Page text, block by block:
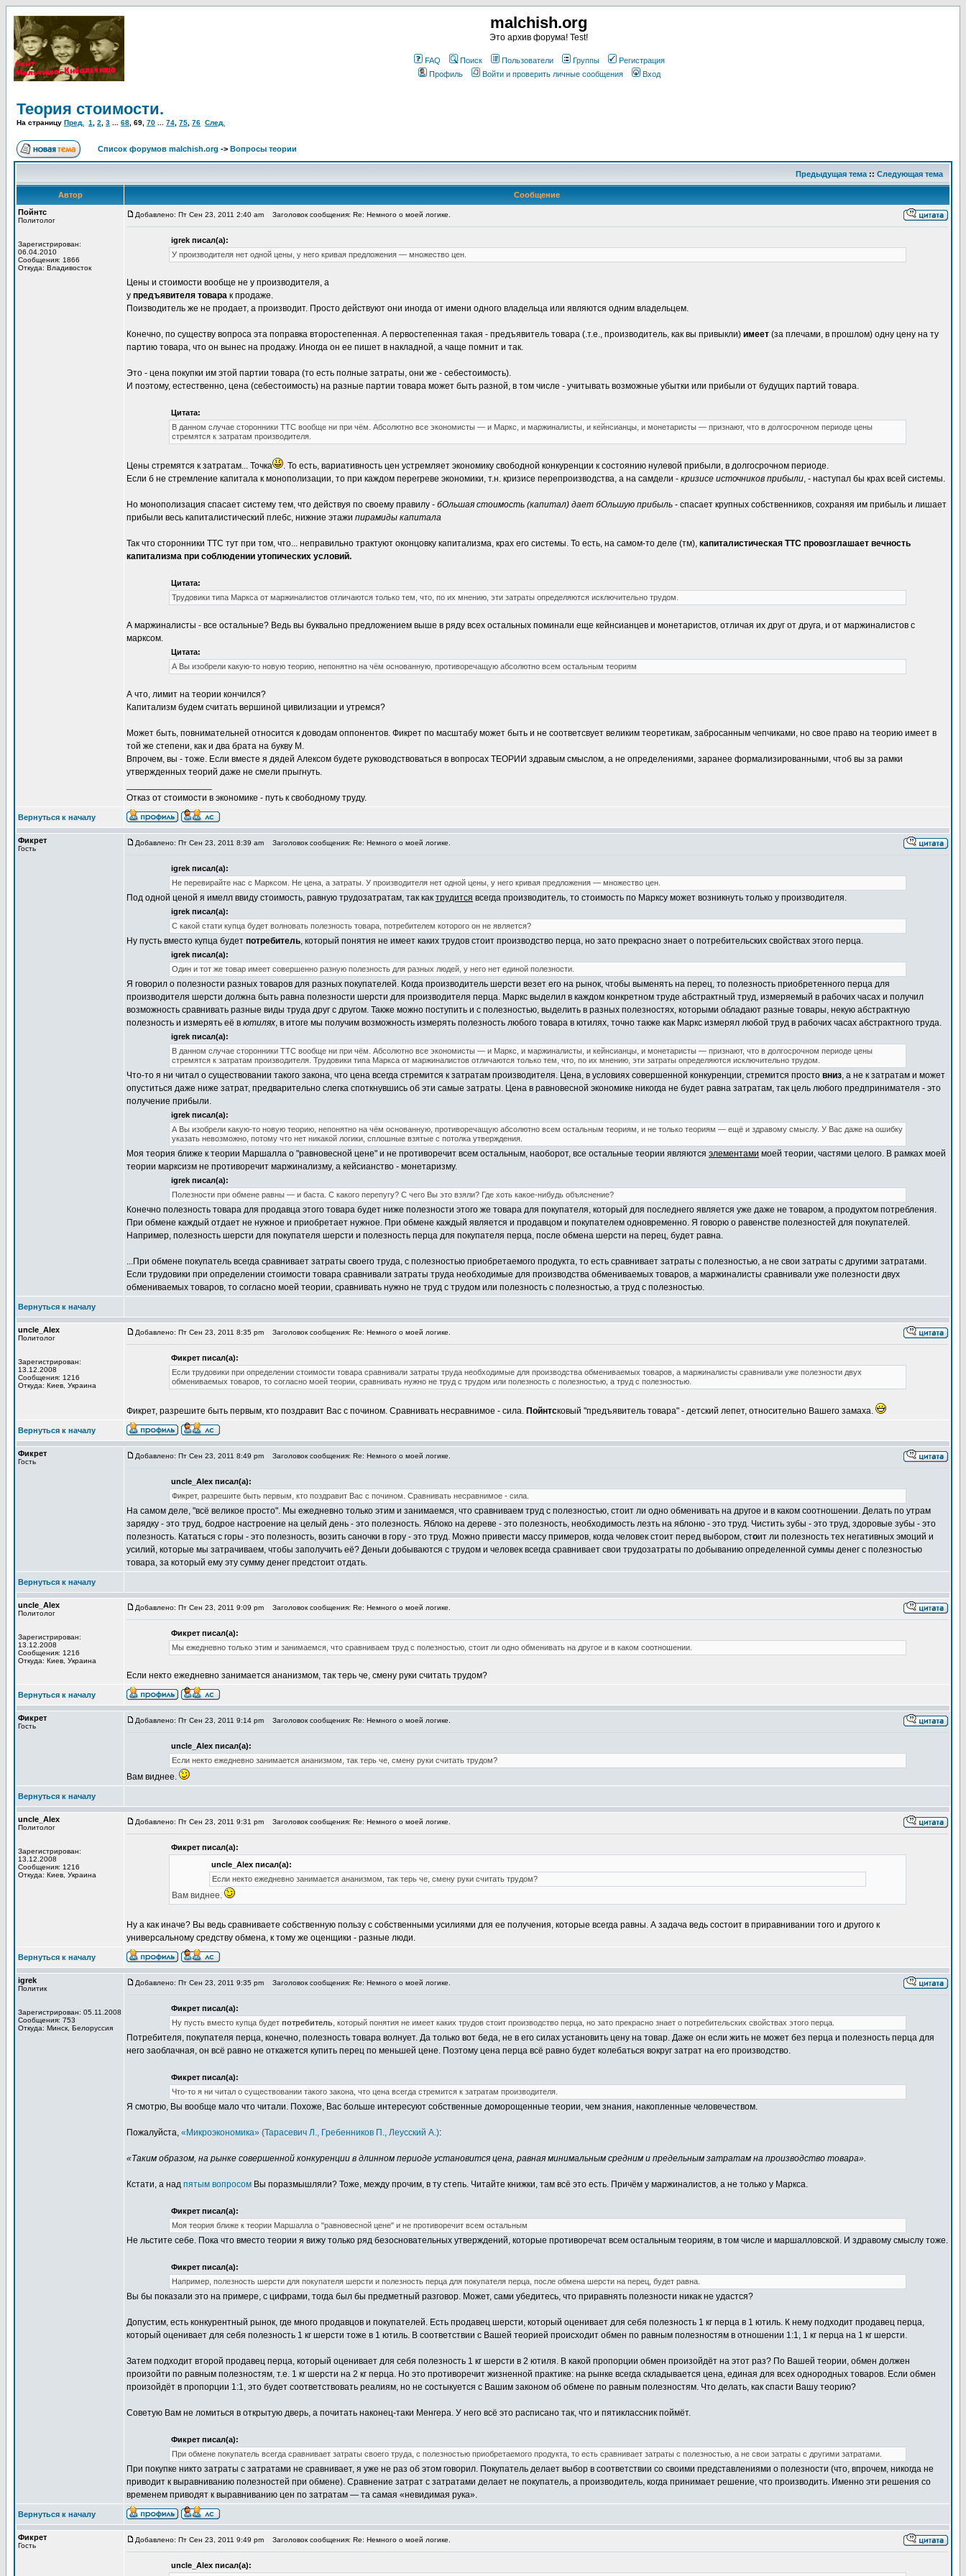
malchish.org
Это архив форума! Test!
FAQ Поиск Пользователи Группы
Регистрация
Профиль
Войти и проверить личные сообщения Вход
Теория стоимости.
На страницу Пред. 1 2 3 68 69 70 74 75 76 След.
Список форумов malchish.org -> Вопросы теории
Предыдущая тема :: Следующая тема
Автор
Сообщение
Пойнтс
Политолог
Зарегистрирован:
06.04.2010
Сообщения: 1866
Откуда: Владивосток
Добавлено: Пт Сен 23, 2011 2:40 am Заголовок сообщения: Re: Немного о моей логике.
igrek писал(а):
У производителя нет одной цены, у него кривая предложения — множество цен.
Цены и стоимости вообще не у производителя, а
у предъявителя товара к продаже.
Поизводитель же не продает, а производит. Просто действуют они иногда от имени одного владельца или являются одним владельцем.
Конечно, по существу вопроса эта поправка второстепенная. А первостепенная такая - предъявитель товара (.т.е., производитель, как вы привыкли) имеет (за плечами, в прошлом) одну цену на ту
партию товара, что он вынес на продажу. Иногда он ее пишет в накладной, а чаще помнит и так.
Это - цена покупки им этой партии товара (то есть полные затраты, они же - себестоимость).
И поэтому, естественно, цена (себестоимость) на разные партии товара может быть разной, в том числе - учитывать возможные убытки или прибыли от будущих партий товара.
Цитата:
В данном случае сторонники ТТС вообще ни при чём. Абсолютно все экономисты — и Маркс, и маржиналисты, и кейнсианцы, и монетаристы — признают, что в долгосрочном периоде цены
стремятся к затратам производителя.
Цены стремятся к затратам... Точка
. То есть, вариативность цен устремляет экономику свободной конкуренции к состоянию нулевой прибыли, в долгосрочном периоде.
Если б не стремление капитала к монополизации, то при каждом перегреве экономики, т.н. кризисе перепроизводства, а на самдели - кризисе источников прибыли, - наступал бы крах всей системы.
Но монополизация спасает систему тем, что действуя по своему правилу - бОльшая стоимость (капитал) дает бОльшую прибыль - спасает крупных собственников, сохраняя им прибыль и лишает
прибыли весь капиталистический плебс, нижние этажи пирамиды капитала
Так что сторонники ТТС тут при том, что... неправильно трактуют оконцовку капитализма, крах его системы. То есть, на самом-то деле (тм), капиталистическая ТТС провозглашает вечность
капитализма при соблюдении утопических условий.
Цитата:
Трудовики типа Маркса от маржиналистов отличаются только тем, что, по их мнению, эти затраты определяются исключительно трудом.
А маржиналисты - все остальные? Ведь вы буквально предложением выше в ряду всех остальных поминали еще кейнсианцев и монетаристов, отличая их друг от друга, и от маржиналистов с
марксом.
Цитата:
А Вы изобрели какую-то новую теорию, непонятно на чём основанную, противоречащую абсолютно всем остальным теориям
А что, лимит на теории кончился?
Капитализм будем считать вершиной цивилизации и утремся?
Может быть, повнимательней относится к доводам оппонентов. Фикрет по масштабу может быть и не соответсвует великим теоретикам, забросанным чепчиками, но свое право на теорию имеет в
той же степени, как и два брата на букву М.
Впрочем, вы - тоже. Если вместе я дядей Алексом будете руководствоваться в вопросах ТЕОРИИ здравым смыслом, а не определениями, заранее формализированными, чтоб вы за рамки
утвержденных теорий даже не смели прыгнуть.
Отказ от стоимости в экономике - путь к свободному труду.
Вернуться к началу
Фикрет
Гость
Добавлено: Пт Сен 23, 2011 8:39 am Заголовок сообщения: Re: Немного о моей логике.
igrek писал(а):
Не перевирайте нас с Марксом. Не цена, а затраты. У производителя нет одной цены, у него кривая предложения — множество цен.
Под одной ценой я имелл ввиду стоимость, равную трудозатратам, так как трудится всегда производитель, то стоимость по Марксу может возникнуть только у производителя.
igrek писал(а):
С какой стати купца будет волновать полезность товара, потребителем которого он не является?
Ну пусть вместо купца будет потребитель, который понятия не имеет каких трудов стоит производство перца, но зато прекрасно знает о потребительских свойствах этого перца.
igrek писал(а):
Один и тот же товар имеет совершенно разную полезность для разных людей, у него нет единой полезности.
Я говорил о полезности разных товаров для разных покупателей. Когда производитель шерсти везет его на рынок, чтобы выменять на перец, то полезность приобретенного перца для
производителя шерсти должна быть равна полезности шерсти для производителя перца. Маркс выделил в каждом конкретном труде абстрактный труд, измеряемый в рабочих часах и получил
возможность сравнивать разные виды труда друг с другом. Также можно поступить и с полезностью, выделить в разных полезностях, которыми обладают разные товары, некую абстрактную
полезность и измерять её в ютилях, в итоге мы получим возможность измерять полезность любого товара в ютилях, точно также как Маркс измерял любой труд в рабочих часах абстрактного труда.
igrek писал(а):
В данном случае сторонники ТТС вообще ни при чём. Абсолютно все экономисты — и Маркс, и маржиналисты, и кейнсианцы, и монетаристы — признают, что в долгосрочном периоде цены
стремятся к затратам производителя. Трудовики типа Маркса от маржиналистов отличаются только тем, что, по их мнению, эти затраты определяются исключительно трудом.
Что-то я ни читал о существовании такого закона, что цена всегда стремится к затратам производителя. Цена, в условиях совершенной конкуренции, стремится просто вниз, а не к затратам и может
опуститься даже ниже затрат, предварительно слегка споткнувшись об эти самые затраты. Цена в равновесной экономике никогда не будет равна затратам, так цель любого предпринимателя - это
получение прибыли.
igrek писал(а):
А Вы изобрели какую-то новую теорию, непонятно на чём основанную, противоречащую абсолютно всем остальным теориям, и не только теориям — ещё и здравому смыслу. У Вас даже на ошибку
указать невозможно, потому что нет никакой логики, сплошные взятые с потолка утверждения.
Моя теория ближе к теории Маршалла о "равновесной цене" и не противоречит всем остальным, наоборот, все остальные теории являются элементами моей теории, частями целого. В рамках моей
теории марксизм не противоречит маржинализму, а кейсианство - монетаризму.
igrek писал(а):
Полезности при обмене равны — и баста. С какого перепугу? С чего Вы это взяли? Где хоть какое-нибудь объяснение?
Конечно полезность товара для продавца этого товара будет ниже полезности этого же товара для покупателя, который для последнего является уже даже не товаром, а продуктом потребления.
При обмене каждый отдает не нужное и приобретает нужное. При обмене каждый является и продавцом и покупателем одновременно. Я говорю о равенстве полезностей для покупателей.
Например, полезность шерсти для покупателя шерсти и полезность перца для покупателя перца, после обмена шерсти на перец, будет равна.
...При обмене покупатель всегда сравнивает затраты своего труда, с полезностью приобретаемого продукта, то есть сравнивает затраты с полезностью, а не свои затраты с другими затратами.
Если трудовики при определении стоимости товара сравнивали затраты труда необходимые для производства обмениваемых товаров, а маржиналисты сравнивали уже полезности двух
обмениваемых товаров, то согласно моей теории, сравнивать нужно не труд с трудом или полезность с полезностью, а труд с полезностью.
Вернуться к началу
uncle_Alex
Политолог
Зарегистрирован:
13.12.2008
Сообщения: 1216
Откуда: Киев, Украина
Добавлено: Пт Сен 23, 2011 8:35 pm Заголовок сообщения: Re: Немного о моей логике.
Фикрет писал(а):
Если трудовики при определении стоимости товара сравнивали затраты труда необходимые для производства обмениваемых товаров, а маржиналисты сравнивали уже полезности двух
обмениваемых товаров, то согласно моей теории, сравнивать нужно не труд с трудом или полезность с полезностью, а труд с полезностью.
Фикрет, разрешите быть первым, кто поздравит Вас с почином. Сравнивать несравнимое - сила. Пойнтсковый "предъявитель товара" - детский лепет, относительно Вашего замаха.
Вернуться к началу
Фикрет
Гость
Добавлено: Пт Сен 23, 2011 8:49 pm Заголовок сообщения: Re: Немного о моей логике.
uncle_Alex писал(а):
Фикрет, разрешите быть первым, кто поздравит Вас с почином. Сравнивать несравнимое - сила.
На самом деле, "всё великое просто". Мы ежедневно только этим и занимаемся, что сравниваем труд с полезностью, стоит ли одно обменивать на другое и в каком соотношении. Делать по утрам
зарядку - это труд, бодрое настроение на целый день - это полезность. Яблоко на дереве - это полезность, необходимость лезть на яблоню - это труд. Чистить зубы - это труд, здоровые зубы - это
полезность. Кататься с горы - это полезность, возить саночки в гору - это труд. Можно привести массу примеров, когда человек стоит перед выбором, стоит ли полезность тех негативных эмоций и
усилий, которые мы затрачиваем, чтобы заполучить её? Деньги добываются с трудом и человек всегда сравнивает свои трудозатраты по добыванию определенной суммы денег с полезностью
товара, за который ему эту сумму денег предстоит отдать.
Вернуться к началу
uncle_Alex
Политолог
Зарегистрирован:
13.12.2008
Сообщения: 1216
Откуда: Киев, Украина
Добавлено: Пт Сен 23, 2011 9:09 pm Заголовок сообщения: Re: Немного о моей логике.
Фикрет писал(а):
Мы ежедневно только этим и занимаемся, что сравниваем труд с полезностью, стоит ли одно обменивать на другое и в каком соотношении.
Если некто ежедневно занимается ананизмом, так терь че, смену руки считать трудом?
Вернуться к началу
Фикрет
Гость
Добавлено: Пт Сен 23, 2011 9:14 pm Заголовок сообщения: Re: Немного о моей логике.
uncle_Alex писал(а):
Если некто ежедневно занимается ананизмом, так терь че, смену руки считать трудом?
Вам виднее.
Вернуться к началу
uncle_Alex
Политолог
Зарегистрирован:
13.12.2008
Сообщения: 1216
Откуда: Киев, Украина
Добавлено: Пт Сен 23, 2011 9:31 pm Заголовок сообщения: Re: Немного о моей логике.
Фикрет писал(а):
uncle_Alex писал(а):
Если некто ежедневно занимается ананизмом, так терь че, смену руки считать трудом?
Вам виднее.
Ну а как иначе? Вы ведь сравниваете собственную пользу с собственными усилиями для ее получения, которые всегда равны. А задача ведь состоит в приравнивании того и другого к
универсальному средству обмена, к тому же оценщики - разные люди.
Вернуться к началу
igrek
Политик
Зарегистрирован: 05.11.2008
Сообщения: 753
Откуда: Минск, Белоруссия
Добавлено: Пт Сен 23, 2011 9:35 pm Заголовок сообщения: Re: Немного о моей логике.
Фикрет писал(а):
Ну пусть вместо купца будет потребитель, который понятия не имеет каких трудов стоит производство перца, но зато прекрасно знает о потребительских свойствах этого перца.
Потребителя, покупателя перца, конечно, полезность товара волнует. Да только вот беда, не в его силах установить цену на товар. Даже он если жить не может без перца и полезность перца для
него заоблачная, он всё равно не откажется купить перец по меньшей цене. Поэтому цена перца всё равно будет колебаться вокруг затрат на его производство.
Фикрет писал(а):
Что-то я ни читал о существовании такого закона, что цена всегда стремится к затратам производителя.
Я смотрю, Вы вообще мало что читали. Похоже, Вас больше интересуют собственные доморощенные теории, чем знания, накопленные человечеством.
Пожалуйста, «Микроэкономика» (Тарасевич Л., Гребенников П., Леусский А.):
«Таким образом, на рынке совершенной конкуренции в длинном периоде установится цена, равная минимальным средним и предельным затратам на производство товара».
Кстати, а над пятым вопросом Вы поразмышляли? Тоже, между прочим, в ту степь. Читайте книжки, там всё это есть. Причём у маржиналистов, а не только у Маркса.
Фикрет писал(а):
Моя теория ближе к теории Маршалла о "равновесной цене" и не противоречит всем остальным
Не льстите себе. Пока что вместо теории я вижу только ряд безосновательных утверждений, которые противоречат всем остальным теориям, в том числе и маршалловской. И здравому смыслу тоже.
Фикрет писал(а):
Например, полезность шерсти для покупателя шерсти и полезность перца для покупателя перца, после обмена шерсти на перец, будет равна.
Вы бы показали это на примере, с цифрами, тогда был бы предметный разговор. Может, сами убедитесь, что приравнять полезности никак не удастся?
Допустим, есть конкурентный рынок, где много продавцов и покупателей. Есть продавец шерсти, который оценивает для себя полезность 1 кг перца в 1 ютиль. К нему подходит продавец перца,
который оценивает для себя полезность 1 кг шерсти тоже в 1 ютиль. В соответствии с Вашей теорией происходит обмен по равным полезностям в отношении 1:1, 1 кг перца на 1 кг шерсти.
Затем подходит второй продавец перца, который оценивает для себя полезность 1 кг шерсти в 2 ютиля. В какой пропорции обмен произойдёт на этот раз? По Вашей теории, обмен должен
произойти по равным полезностям, т.е. 1 кг шерсти на 2 кг перца. Но это противоречит жизненной практике: на рынке всегда складывается цена, единая для всех однородных товаров. Если обмен
произойдёт в пропорции 1:1, это будет соответствовать реалиям, но не состыкуется с Вашим законом об обмене по равным полезностям. Что делать, как спасти Вашу теорию?
Советую Вам не ломиться в открытую дверь, а почитать наконец-таки Менгера. У него всё это расписано так, что и пятиклассник поймёт.
Фикрет писал(а):
При обмене покупатель всегда сравнивает затраты своего труда, с полезностью приобретаемого продукта, то есть сравнивает затраты с полезностью, а не свои затраты с другими затратами.
При покупке никто затраты с затратами не сравнивает, я уже не раз об этом говорил. Покупатель делает выбор в соответствии со своими представлениями о полезности (что, впрочем, никогда не
приводит к выравниванию полезностей при обмене). Сравнение затрат с затратами делает не покупатель, а производитель, когда принимает решение, что производить. Именно эти решения со
временем приводят к выравниванию цен по затратам — та самая «невидимая рука».
Вернуться к началу
Фикрет
Гость
Добавлено: Пт Сен 23, 2011 9:49 pm Заголовок сообщения: Re: Немного о моей логике.
uncle_Alex писал(а):